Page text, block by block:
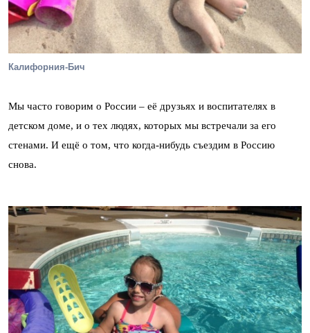
Калифорния-Бич
Мы часто говорим о России – её друзьях и воспитателях в
детском доме, и о тех людях, которых мы встречали за его
стенами. И ещё о том, что когда-нибудь съездим в Россию
снова.